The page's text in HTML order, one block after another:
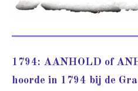
1794: AANHOLD of
hoorde in 1794 bij de